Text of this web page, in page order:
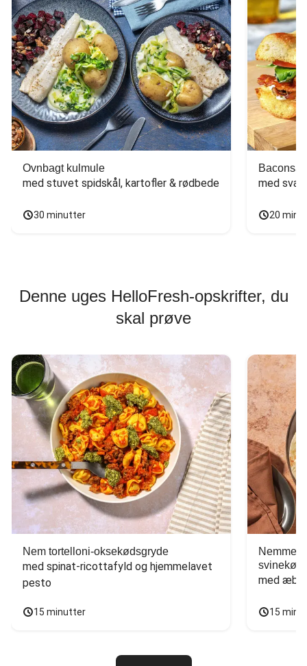
Ovnbagt kulmule
med stuvet spidskål, kartofler & rødbede
30 minutter
med
20
Denne uges HelloFresh-opskrifter, du
skal prøve
Nem tortelloni-oksekødsgryde
med spinat-ricottafyld og hjemmelavet
pesto
15 minutter
Nemme
svinekød
med
15